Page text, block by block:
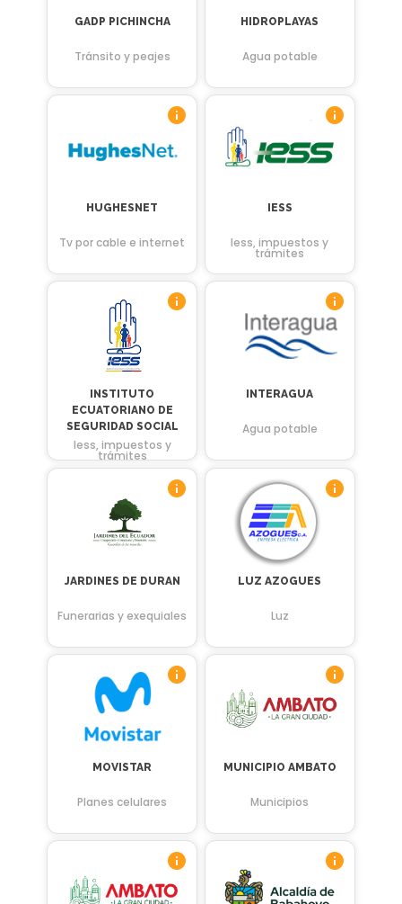
GADP PICHINCHA
Tránsito y peajes
HIDROPLAYAS
Agua potable
HUGHESNET
Tv por cable e internet
IESS
Iess, impuestos y
trámites
INSTITUTO
ECUATORIANO DE
SEGURIDAD SOCIAL
Iess, impuestos y
trámites
INTERAGUA
Agua potable
JARDINES DE DURAN
Funerarias y exequiales
LUZ AZOGUES
Luz
MOVISTAR
Planes celulares
MUNICIPIO AMBATO
Municipios